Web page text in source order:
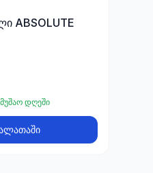
ABSOLUTE
დღეში